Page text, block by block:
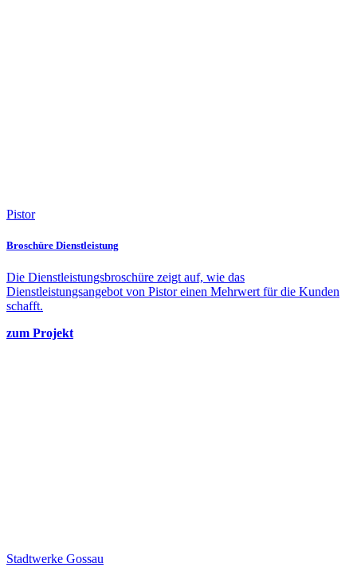
Pistor
Broschüre Dienstleistung
Die Dienstleistungsbroschüre zeigt auf, wie das
Dienstleistungsangebot von Pistor einen Mehrwert für die Kunden
schafft.
zum Projekt
Stadtwerke Gossau